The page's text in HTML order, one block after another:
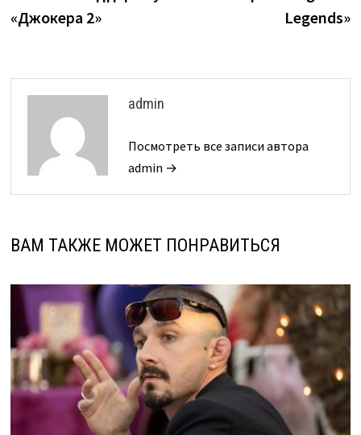
«Джокера 2»
Legends»
admin
Посмотреть все записи автора
admin →
ВАМ ТАКЖЕ МОЖЕТ ПОНРАВИТЬСЯ